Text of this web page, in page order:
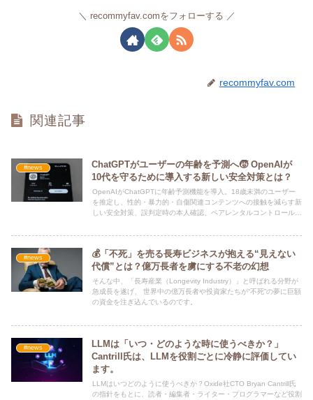
recommyfav.comをフォローする
recommyfav.com
関連記事
#news
ChatGPTがユーザーの年齢を予測へ🧒 OpenAIが
10代を守るために導入する新しい安全対策とは？
OpenAIがChatGPTに年齢予測機能を導入。18歳未満のユーザー
を推定し、性的・暴力的・自傷関連コンテンツへの接触を減らす新
しい安全対策、誤判定時の本人確認、ペアレンタルコントロールま
#news
💰「不死」を売る長寿ビジネスが抱える“見えない
代償”とは？億万長者を虜にする不老の幻想
そんな中、「長寿産業（Longevity Industry）」と呼ばれる分野が
急成長を遂げ、 世界中の億万長者や投資家たちが“不死”の夢に巨額
の資金を注ぎ込んでいるのです。
#news
LLMは「いつ・どのような時に使うべきか？」
Cantrill氏は、LLMを役割ごとに冷静に評価してい
ます。
LLMはいつどのように使うべきか？Oxide社CTO Bryan Cantrill氏
の指針をもとに、読者・編集者・ライター・プログラマーなど役割